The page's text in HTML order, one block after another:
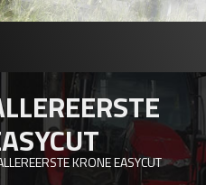
KRONE EASYCUT